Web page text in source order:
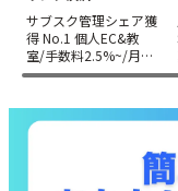
VeriTrans4Gメールリ
訪問販売/小売におすす
formrun メールリンク
済方法/予約/問い合わ
STORES 請求書決済 -
単ネット販売
PayPal（ペイパル）-
サブスク管理シェア獲
得 No.1 個人EC&教
室/手数料2.5%~/月謝
集金/コンビニ払い/訪